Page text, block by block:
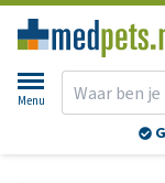
Menu